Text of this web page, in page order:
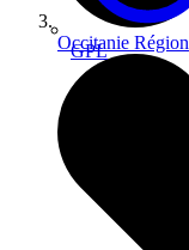
GPL
Occitanie Région